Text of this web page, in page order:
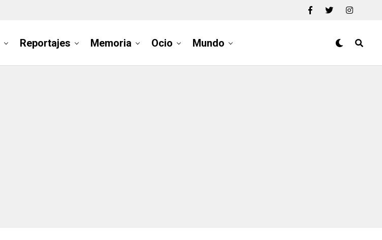
Reportajes Memoria Ocio Mundo